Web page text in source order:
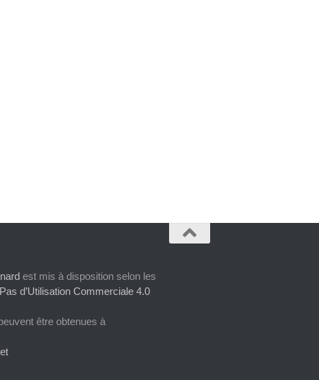
est mis à disposition selon les
d’Utilisation Commerciale 4.0
être obtenues à